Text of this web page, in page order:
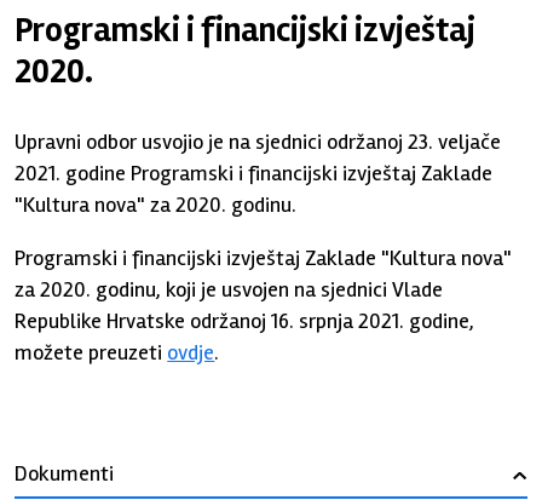
Programski i financijski izvještaj
2020.
Upravni odbor usvojio je na sjednici održanoj 23. veljače
2021. godine Programski i financijski izvještaj Zaklade
"Kultura nova" za 2020. godinu.
Programski i financijski izvještaj Zaklade "Kultura nova"
za 2020. godinu, koji je usvojen na sjednici Vlade
Republike Hrvatske održanoj 16. srpnja 2021. godine,
možete preuzeti ovdje.
Dokumenti ›